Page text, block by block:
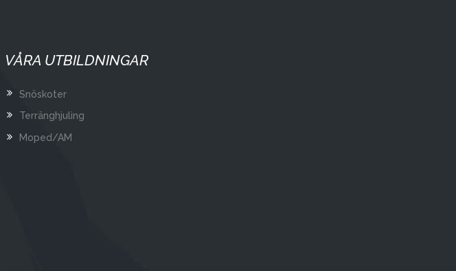
VÅRA UTBILDNINGAR
Snöskoter
Terränghjuling
Moped/AM